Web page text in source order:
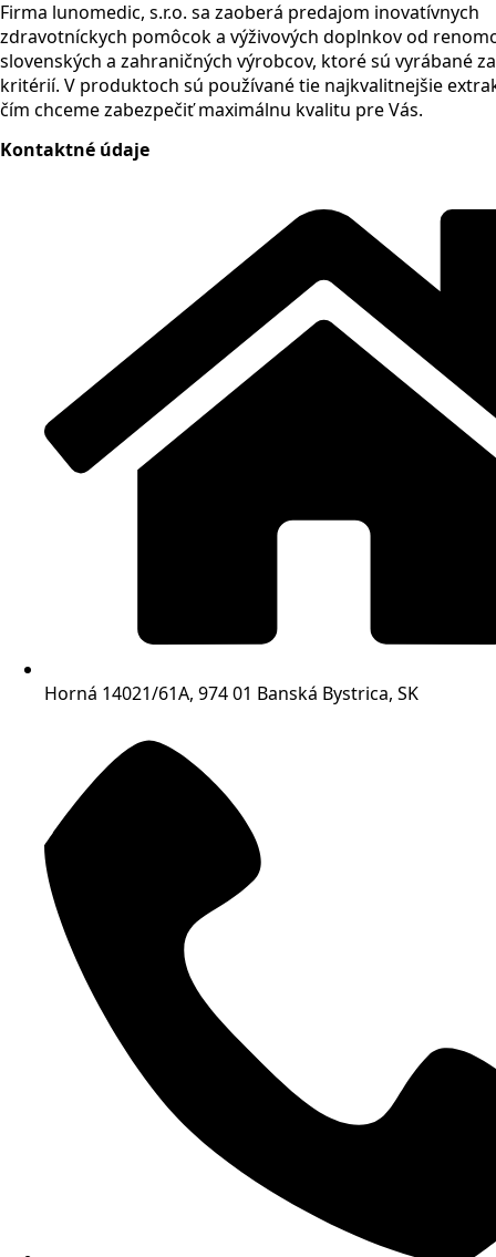
Firma lunomedic, s.r.o. sa zaoberá predajom inovatívnych
zdravotníckych pomôcok a výživových doplnkov od
slovenských a zahraničných výrobcov, ktoré sú vyrábané
kritérií. V produktoch sú používané tie najkvalitnejšie
čím chceme zabezpečiť maximálnu kvalitu pre Vás.
Kontaktné údaje
Horná 14021/61A, 974 01 Banská Bystrica, SK